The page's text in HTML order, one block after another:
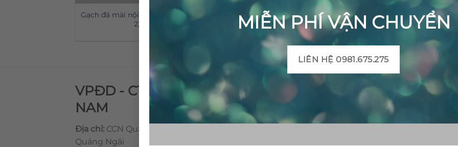
MIỄN PHÍ VẬN CHUYỂN
LIÊN HỆ 0981.675.275
Gạch đá mài nội thất CTS-TEBS-
22
VPĐD - CTY TNHH GẠCH BÔNG VIỆT
NAM
Địa chỉ: CCN Quán Lát, Xã Đức Chánh, Huyện Mộ Đức, Tỉnh
Quảng Ngãi
THÔNG TIN SẢN PHẨM